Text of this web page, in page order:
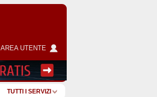
AREA UTENTE
TUTTI I SERVIZI